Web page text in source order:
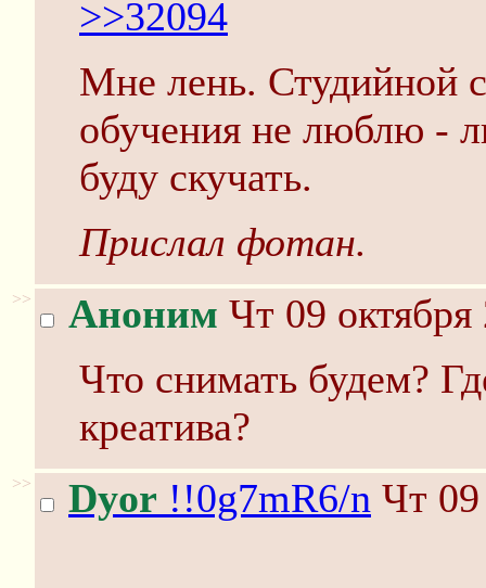
>>32094
Мне лень. Студийной
обучения не люблю -
буду скучать.
Прислал фотан.
>> Аноним Чт 09
Что снимать будем?
креатива?
>> Dyor !!0g7mR6/n Чт